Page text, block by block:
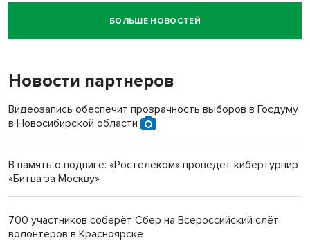
Новосибирский суд наказал водителя за смерть
пенсионерки на вокзале
БОЛЬШЕ НОВОСТЕЙ
Новости партнеров
Видеозапись обеспечит прозрачность выборов в Госдуму
в Новосибирской области
В память о подвиге: «Ростелеком» проведет кибертурнир
«Битва за Москву»
700 участников соберёт Сбер на Всероссийский слёт
волонтёров в Красноярске